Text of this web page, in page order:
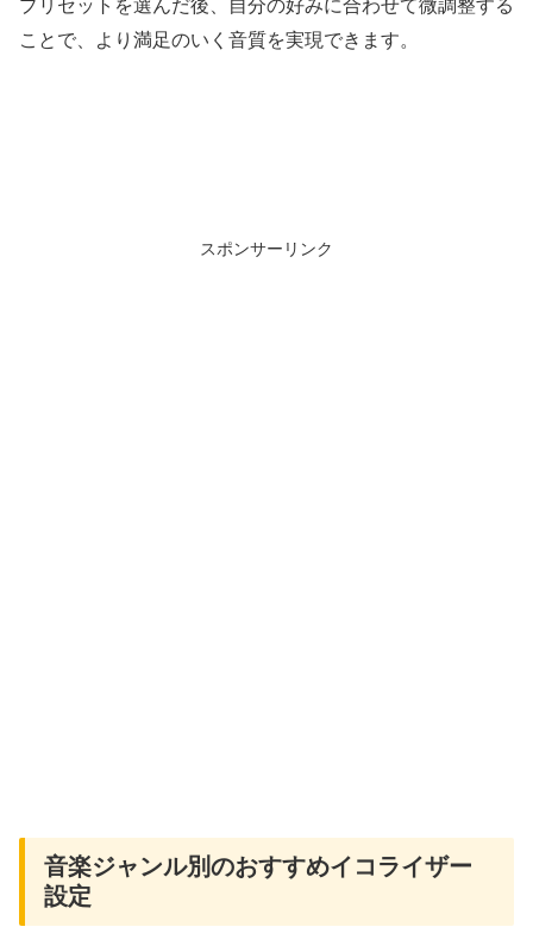
プリセットを選んだ後、自分の好みに合わせて微調整する
ことで、より満足のいく音質を実現できます。
スポンサーリンク
音楽ジャンル別のおすすめイコライザー
設定